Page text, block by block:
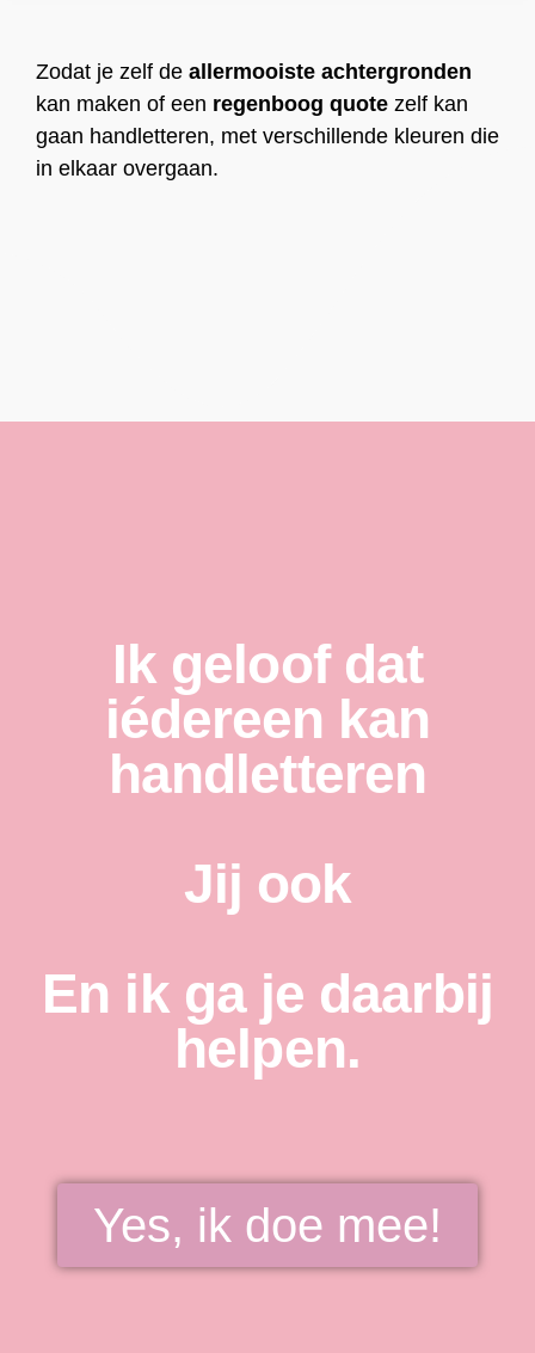
Zodat je zelf de allermooiste achtergronden
kan maken of een regenboog quote zelf kan
gaan handletteren, met verschillende kleuren die
in elkaar overgaan.
Ik geloof dat
iédereen kan
handletteren
Jij ook
En ik ga je daarbij
helpen.
Yes, ik doe mee!